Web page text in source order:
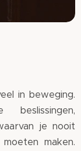
in beweging.
je nooit
maken.